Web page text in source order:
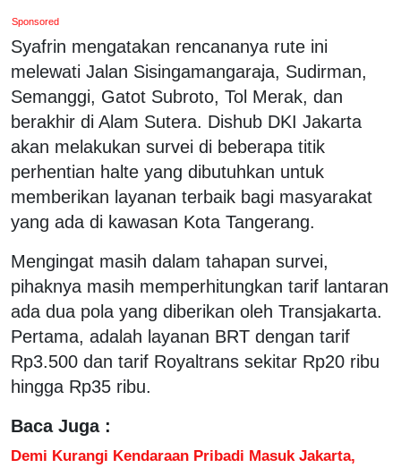
Sponsored
Syafrin mengatakan rencananya rute ini
melewati Jalan Sisingamangaraja, Sudirman,
Semanggi, Gatot Subroto, Tol Merak, dan
berakhir di Alam Sutera. Dishub DKI Jakarta
akan melakukan survei di beberapa titik
perhentian halte yang dibutuhkan untuk
memberikan layanan terbaik bagi masyarakat
yang ada di kawasan Kota Tangerang.
Mengingat masih dalam tahapan survei,
pihaknya masih memperhitungkan tarif lantaran
ada dua pola yang diberikan oleh Transjakarta.
Pertama, adalah layanan BRT dengan tarif
Rp3.500 dan tarif Royaltrans sekitar Rp20 ribu
hingga Rp35 ribu.
Baca Juga :
Demi Kurangi Kendaraan Pribadi Masuk Jakarta,